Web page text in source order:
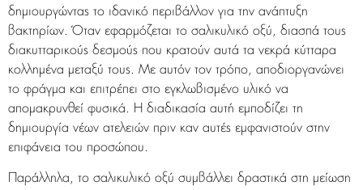
δημιουργώντας το ιδανικό περιβάλλον για την ανάπτυξη
βακτηρίων. Όταν εφαρμόζεται το σαλικυλικό οξύ, διασπά τους
διακυτταρικούς δεσμούς που κρατούν αυτά τα νεκρά κύτταρα
κολλημένα μεταξύ τους. Με αυτόν τον τρόπο, αποδιοργανώνει
το φράγμα και επιτρέπει στο εγκλωβισμένο υλικό να
απομακρυνθεί φυσικά. Η διαδικασία αυτή εμποδίζει τη
δημιουργία νέων ατελειών πριν καν αυτές εμφανιστούν στην
επιφάνεια του προσώπου.
Παράλληλα, το σαλικυλικό οξύ συμβάλλει δραστικά στη μείωση